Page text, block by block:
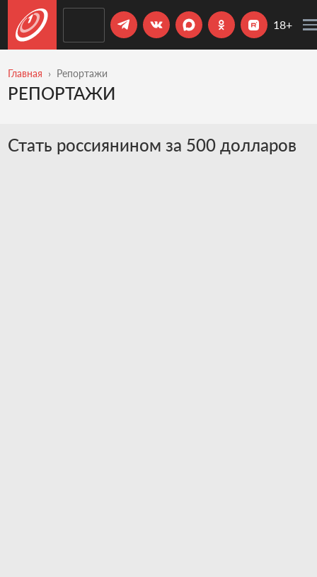
18+
Главная Репортажи
РЕПОРТАЖИ
Стать россиянином за 500 долларов